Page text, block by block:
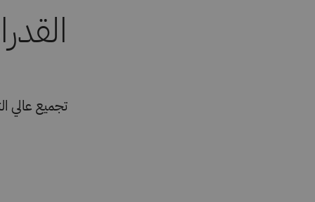
تجميع عالي